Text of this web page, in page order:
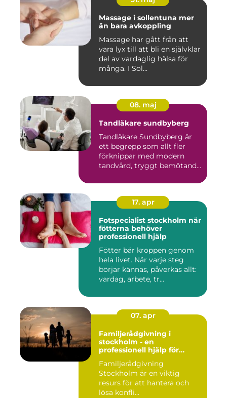
Massage i sollentuna mer
än bara avkoppling
Massage har gått från att
vara lyx till att bli en självklar
del av vardaglig hälsa för
många. I Sol...
08. maj
Tandläkare sundbyberg
Tandläkare Sundbyberg är
ett begrepp som allt fler
förknippar med modern
tandvård, tryggt bemötande
17. apr
Fotspecialist stockholm när
fötterna behöver
professionell hjälp
Fötter bär kroppen genom
hela livet. När varje steg
börjar kännas, påverkas allt:
vardag, arbete, tr...
07. apr
Familjerådgivning i
stockholm - en
professionell hjälp för
Familjerådgivning
Stockholm är en viktig
resurs för att hantera och
lösa konfli...